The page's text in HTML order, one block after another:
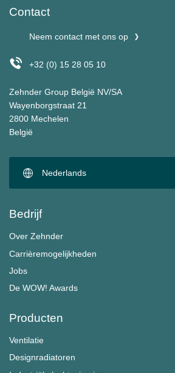
Contact
Neem contact met ons op
+32 (0) 15 28 05 10
Zehnder Group België NV/SA
Wayenborgstraat 21
2800 Mechelen
België
Nederlands
Bedrijf
Over Zehnder
Carrièremogelijkheden
Jobs
De WOW! Awards
Producten
Ventilatie
Designradiatoren